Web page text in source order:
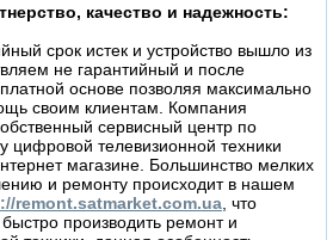
качество и надежность:
срок истек и устройство вышло из
не гарантийный и после
основе позволяя максимально
своим клиентам. Компания
сервисный центр по
цифровой телевизионной техники
магазине. Большинство мелких
и ремонту происходит в нашем
remont.satmarket.com.ua , что
производить ремонт и